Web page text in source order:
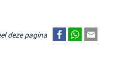
deze pagina